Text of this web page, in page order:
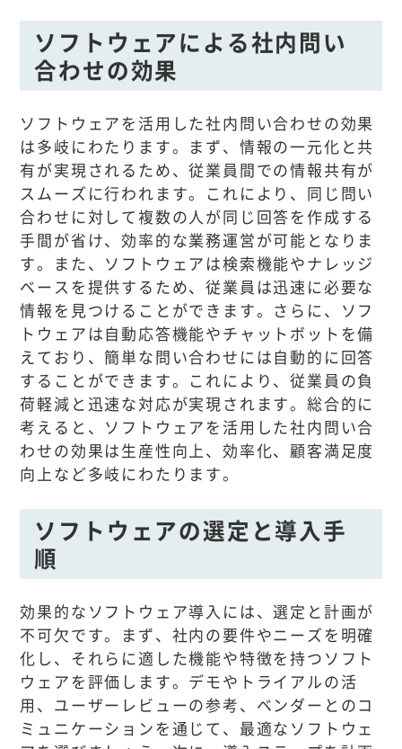
ソフトウェアによる社内問い
合わせの効果
ソフトウェアを活用した社内問い合わせの効果
は多岐にわたります。まず、情報の一元化と共
有が実現されるため、従業員間での情報共有が
スムーズに行われます。これにより、同じ問い
合わせに対して複数の人が同じ回答を作成する
手間が省け、効率的な業務運営が可能となりま
す。また、ソフトウェアは検索機能やナレッジ
ベースを提供するため、従業員は迅速に必要な
情報を見つけることができます。さらに、ソフ
トウェアは自動応答機能やチャットボットを備
えており、簡単な問い合わせには自動的に回答
することができます。これにより、従業員の負
荷軽減と迅速な対応が実現されます。総合的に
考えると、ソフトウェアを活用した社内問い合
わせの効果は生産性向上、効率化、顧客満足度
向上など多岐にわたります。
ソフトウェアの選定と導入手
順
効果的なソフトウェア導入には、選定と計画が
不可欠です。まず、社内の要件やニーズを明確
化し、それらに適した機能や特徴を持つソフト
ウェアを評価します。デモやトライアルの活
用、ユーザーレビューの参考、ベンダーとのコ
ミュニケーションを通じて、最適なソフトウェ